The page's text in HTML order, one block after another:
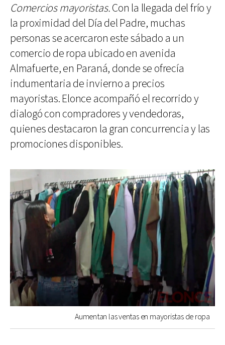
Comercios mayoristas.Con la llegada del frío y
la proximidad del Día del Padre, muchas
personas se acercaron este sábado a un
comercio de ropa ubicado en avenida
Almafuerte, en Paraná, donde se ofrecía
indumentaria de invierno a precios
mayoristas. Elonce acompañó el recorrido y
dialogó con compradores y vendedoras,
quienes destacaron la gran concurrencia y las
promociones disponibles.
Aumentan las ventas en mayoristas de ropa